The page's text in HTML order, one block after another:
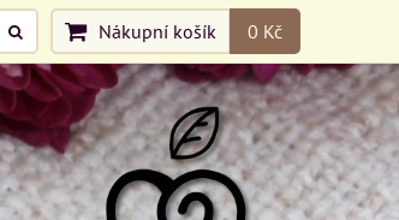
Nákupní košík 0 Kč